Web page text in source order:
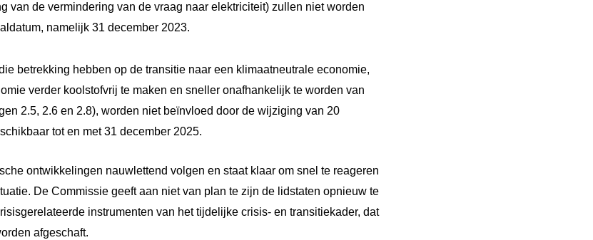
van de vermindering van de vraag naar elektriciteit) zullen niet worden
namelijk 31 december 2023.
betrekking hebben op de transitie naar een klimaatneutrale economie,
verder koolstofvrij te maken en sneller onafhankelijk te worden van
2.5, 2.6 en 2.8), worden niet beïnvloed door de wijziging van 20
tot en met 31 december 2025.
ontwikkelingen nauwlettend volgen en staat klaar om snel te reageren
De Commissie geeft aan niet van plan te zijn de lidstaten opnieuw te
instrumenten van het tijdelijke crisis- en transitiekader, dat
afgeschaft.